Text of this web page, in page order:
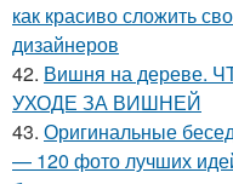
как красиво сложить
дизайнеров
42. Вишня на
УХОДЕ ЗА ВИШНЕЙ
43. Оригинальные
— 120 фото лучших